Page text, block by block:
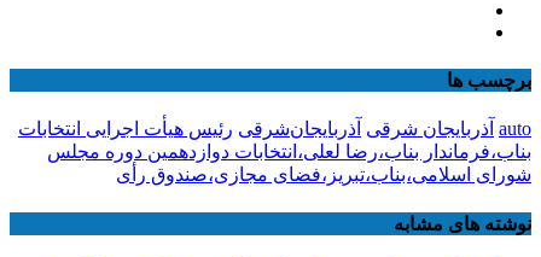
برچسب ها
auto آذربایجان شرقی آذربایجان‌شرقی رئیس هیأت اجرایی انتخابات
بناب،فرماندار بناب،رضا لعلی،انتخابات دوازدهمین دوره مجلس
شورای اسلامی،بناب،تبریز،فضای مجازی،صندوق رأی
نوشته های مشابه